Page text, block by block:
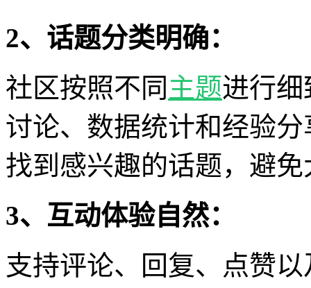
2、话题分类明确：
社区按照不同 主题进行
讨论、数据统计和经验
找到感兴趣的话题，避
3、互动体验自然：
支持评论、回复、点赞